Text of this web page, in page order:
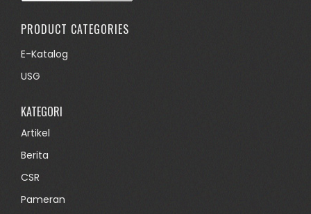
PRODUCT CATEGORIES
E-Katalog
USG
KATEGORI
Artikel
Berita
CSR
Pameran